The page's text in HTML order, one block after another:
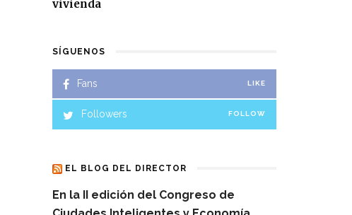
vivienda
SÍGUENOS
Fans LIKE
Followers FOLLOW
EL BLOG DEL DIRECTOR
En la II edición del Congreso de